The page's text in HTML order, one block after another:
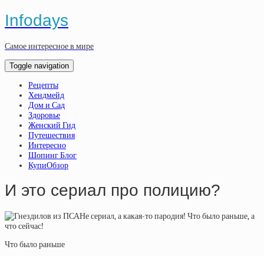
Infodays
Самое интересное в мире
Toggle navigation
Рецепты
Хендмейд
Дом и Сад
Здоровье
Женский Гид
Путешествия
Интересно
Шопинг Блог
КупиОбзор
И это сериал про полицию?
Не сериал, а какая-то пародия! Что было раньше, а
что сейчас!
Что было раньше